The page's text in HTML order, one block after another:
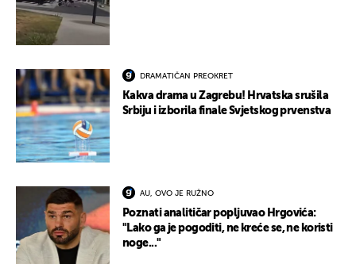
DRAMATIČAN PREOKRET
Kakva drama u Zagrebu! Hrvatska srušila
Srbiju i izborila finale Svjetskog prvenstva
AU, OVO JE RUŽNO
Poznati analitičar popljuvao Hrgovića:
"Lako ga je pogoditi, ne kreće se, ne koristi
noge..."